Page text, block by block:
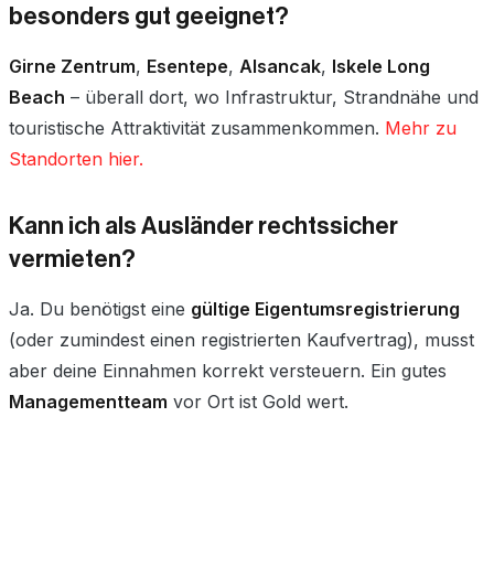
besonders gut geeignet?
Girne Zentrum, Esentepe, Alsancak, Iskele Long
Beach – überall dort, wo Infrastruktur, Strandnähe und
touristische Attraktivität zusammenkommen. Mehr zu
Standorten hier.
Kann ich als Ausländer rechtssicher
vermieten?
Ja. Du benötigst eine gültige Eigentumsregistrierung
(oder zumindest einen registrierten Kaufvertrag), musst
aber deine Einnahmen korrekt versteuern. Ein gutes
Managementteam vor Ort ist Gold wert.